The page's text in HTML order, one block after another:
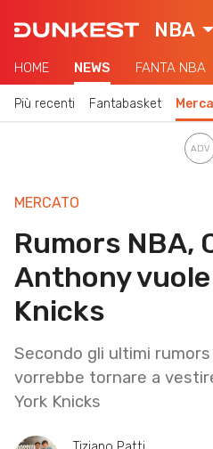
NBA
HOME NEWS FANTA NBA
Più recenti Fantabasket
MERCATO
Rumors NBA,
Anthony
Knicks
Secondo gli ultimi
vorrebbe tornare a
York Knicks